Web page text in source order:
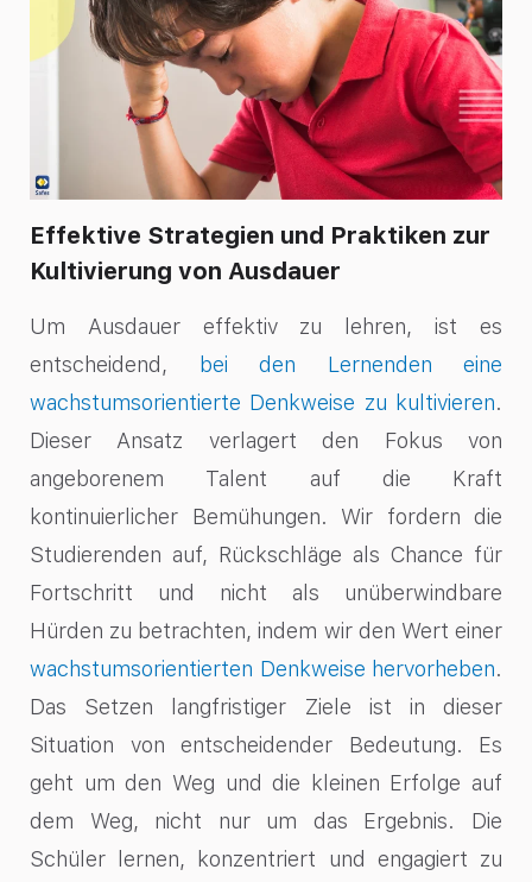
Effektive Strategien und Praktiken zur
Kultivierung von Ausdauer
Um Ausdauer effektiv zu lehren, ist es
entscheidend, bei den Lernenden eine
wachstumsorientierte Denkweise zu kultivieren.
Dieser Ansatz verlagert den Fokus von
angeborenem Talent auf die Kraft
kontinuierlicher Bemühungen. Wir fordern die
Studierenden auf, Rückschläge als Chance für
Fortschritt und nicht als unüberwindbare
Hürden zu betrachten, indem wir den Wert einer
wachstumsorientierten Denkweise hervorheben.
Das Setzen langfristiger Ziele ist in dieser
Situation von entscheidender Bedeutung. Es
geht um den Weg und die kleinen Erfolge auf
dem Weg, nicht nur um das Ergebnis. Die
Schüler lernen, konzentriert und engagiert zu